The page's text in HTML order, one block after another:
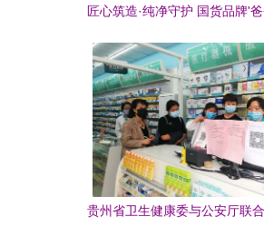
匠心筑造·纯净守护 国货品牌'
革命
贵州省卫生健康委与公安厅联